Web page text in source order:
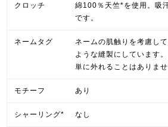
クロッチ
綿100％天竺*を使用。吸
です。
ネームタグ
ネームの肌触りを考慮し
ような縫製にしています
単に外れることはありませ
モチーフ あり
シャーリング* なし